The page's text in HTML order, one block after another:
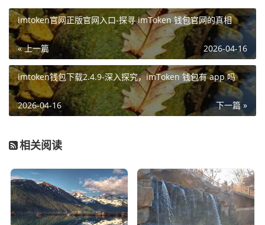
imtoken官网正版官网入口-探寻 imToken 钱包官网的真相
« 上一篇 2026-04-16
imtoken钱包下载2.4.9-深入探究，imToken 钱包有 app 吗
下一篇 »
2026-04-16
相关阅读